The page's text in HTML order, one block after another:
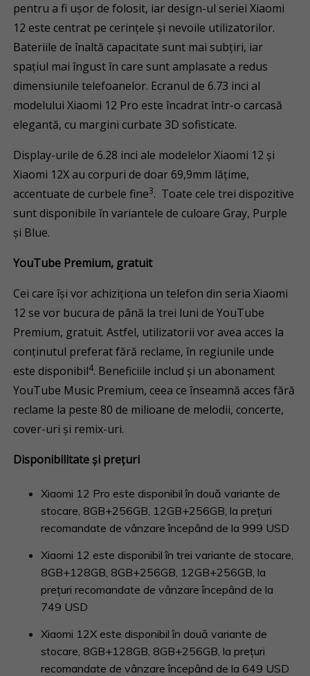
pentru a fi ușor de folosit, iar design-ul seriei Xiaomi
12 este centrat pe cerințele și nevoile utilizatorilor.
Bateriile de înaltă capacitate sunt mai subțiri, iar
spațiul mai îngust în care sunt amplasate a redus
dimensiunile telefoanelor. Ecranul de 6.73 inci al
modelului Xiaomi 12 Pro este încadrat într-o carcasă
elegantă, cu margini curbate 3D sofisticate.
Display-urile de 6.28 inci ale modelelor Xiaomi 12 și
Xiaomi 12X au corpuri de doar 69,9mm lățime,
accentuate de curbele fine3. Toate cele trei dispozitive
sunt disponibile în variantele de culoare Gray, Purple
și Blue.
YouTube Premium, gratuit
Cei care își vor achiziționa un telefon din seria Xiaomi
12 se vor bucura de până la trei luni de YouTube
Premium, gratuit. Astfel, utilizatorii vor avea acces la
conținutul preferat fără reclame, în regiunile unde
este disponibil4. Beneficiile includ și un abonament
YouTube Music Premium, ceea ce înseamnă acces fără
reclame la peste 80 de milioane de melodii, concerte,
cover-uri și remix-uri.
Disponibilitate și prețuri
Xiaomi 12 Pro este disponibil în două variante de
stocare, 8GB+256GB, 12GB+256GB, la prețuri
recomandate de vânzare începând de la 999 USD
Xiaomi 12 este disponibil în trei variante de stocare,
8GB+128GB, 8GB+256GB, 12GB+256GB, la
prețuri recomandate de vânzare începând de la
749 USD
Xiaomi 12X este disponibil în două variante de
stocare, 8GB+128GB, 8GB+256GB, la prețuri
recomandate de vânzare începând de la 649 USD